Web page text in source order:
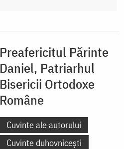
Preafericitul Părinte
Daniel, Patriarhul
Bisericii Ortodoxe
Române
Cuvinte ale autorului
Cuvinte duhovnicești